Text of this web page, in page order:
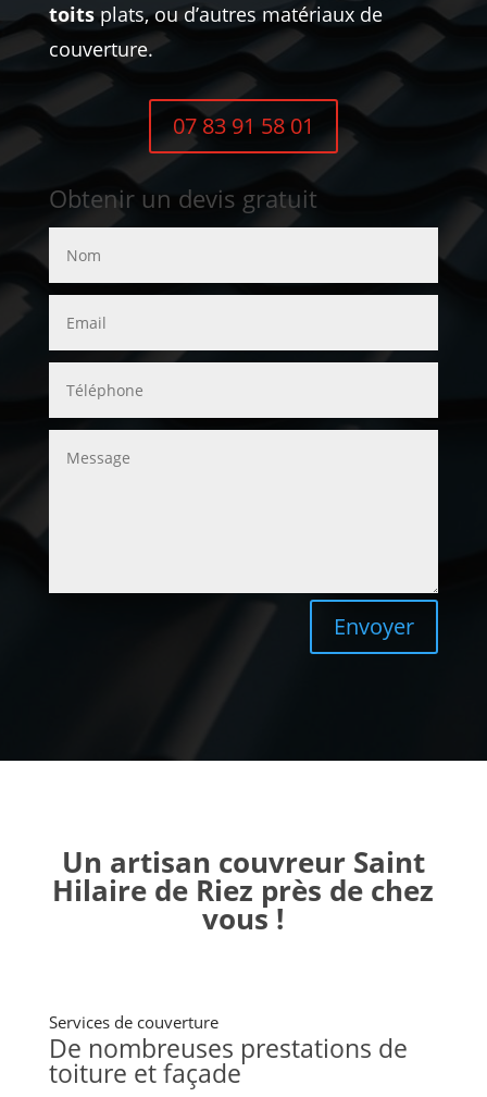
toitsplats, ou d’autres matériaux de
couverture.
07 83 91 58 01
Obtenir un devis gratuit
Envoyer
Un artisan couvreur Saint
Hilaire de Riez près de chez
vous !
Services de couverture
De nombreuses prestations de
toiture et façade